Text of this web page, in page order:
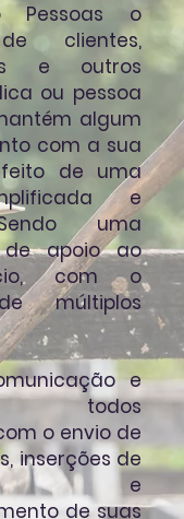
Pessoas o
clientes,
e outros
ou pessoa
algum
com a sua
de uma
e
uma
de apoio ao
com o
múltiplos
e
todos
o envio de
inserções de
e
de suas